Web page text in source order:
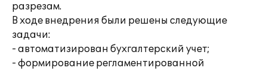
разрезам.
В ходе внедрения были решены следующие
задачи:
- автоматизирован бухгалтерский учет;
- формирование регламентированной